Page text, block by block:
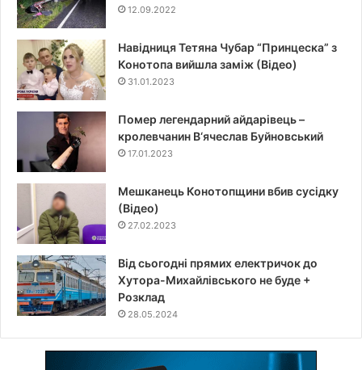
12.09.2022
Навідниця Тетяна Чубар “Принцеска” з
Конотопа вийшла заміж (Відео)
31.01.2023
Помер легендарний айдарівець –
кролевчанин В‘ячеслав Буйновський
17.01.2023
Мешканець Конотопщини вбив сусідку
(Відео)
27.02.2023
Від сьогодні прямих електричок до
Хутора-Михайлівського не буде +
Розклад
28.05.2024